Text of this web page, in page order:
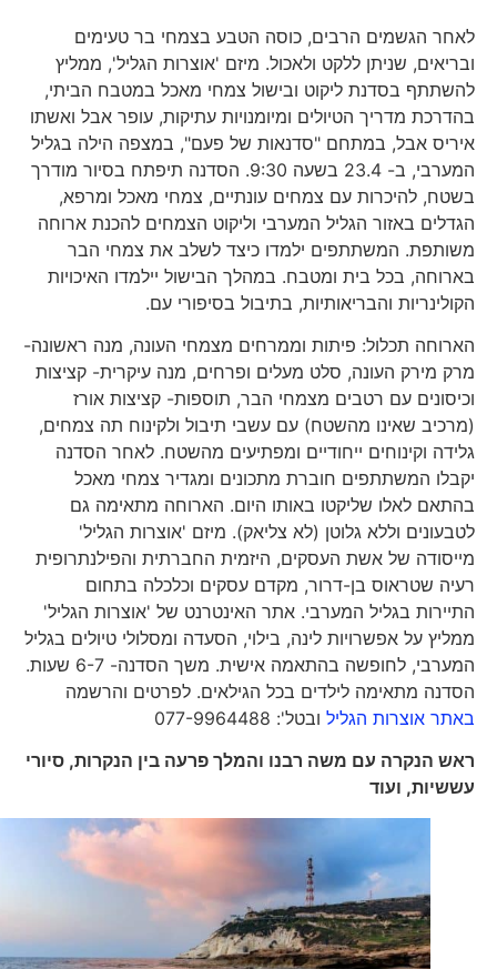
לאחר הגשמים הרבים, כוסה הטבע בצמחי בר טעימים
ובריאים, שניתן ללקט ולאכול. מיזם 'אוצרות הגליל', ממליץ
להשתתף בסדנת ליקוט ובישול צמחי מאכל במטבח הביתי,
בהדרכת מדריך הטיולים ומיומנויות עתיקות, עופר אבל ואשתו
איריס אבל, במתחם "סדנאות של פעם", במצפה הילה בגליל
המערבי, ב- 23.4 בשעה 9:30. הסדנה תיפתח בסיור מודרך
בשטח, להיכרות עם צמחים עונתיים, צמחי מאכל ומרפא,
הגדלים באזור הגליל המערבי וליקוט הצמחים להכנת ארוחה
משותפת. המשתתפים ילמדו כיצד לשלב את צמחי הבר
בארוחה, בכל בית ומטבח. במהלך הבישול יילמדו האיכויות
הקולינריות והבריאותיות, בתיבול בסיפורי עם.
הארוחה תכלול: פיתות וממרחים מצמחי העונה, מנה ראשונה-
מרק מירק העונה, סלט מעלים ופרחים, מנה עיקרית- קציצות
וכיסונים עם רטבים מצמחי הבר, תוספות- קציצות אורז
(מרכיב שאינו מהשטח) עם עשבי תיבול ולקינוח תה צמחים,
גלידה וקינוחים ייחודיים ומפתיעים מהשטח. לאחר הסדנה
יקבלו המשתתפים חוברת מתכונים ומגדיר צמחי מאכל
בהתאם לאלו שליקטו באותו היום. הארוחה מתאימה גם
לטבעונים וללא גלוטן (לא צליאק). מיזם 'אוצרות הגליל'
מייסודה של אשת העסקים, היזמית החברתית והפילנתרופית
רעיה שטראוס בן-דרור, מקדם עסקים וכלכלה בתחום
התיירות בגליל המערבי. אתר האינטרנט של 'אוצרות הגליל'
ממליץ על אפשרויות לינה, בילוי, הסעדה ומסלולי טיולים בגליל
המערבי, לחופשה בהתאמה אישית. משך הסדנה- 6-7 שעות.
הסדנה מתאימה לילדים בכל הגילאים. לפרטים והרשמה
באתר אוצרות הגלילובטל': 077-9964488
ראש הנקרה עם משה רבנו והמלך פרעה בין הנקרות, סיורי
עששיות, ועוד